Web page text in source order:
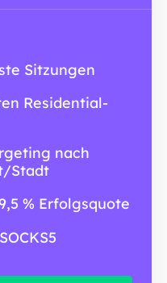
Sitzungen
Residential-
nach
Stadt
% Erfolgsquote